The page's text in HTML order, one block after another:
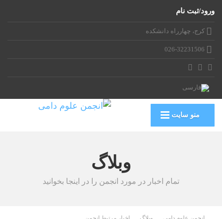
ورود/ثبت نام
کرج، چهارراه دانشکده
026-32231506
منو سایت
وبلاگ
تمام اخبار در مورد انجمن را در اینجا بخوانید